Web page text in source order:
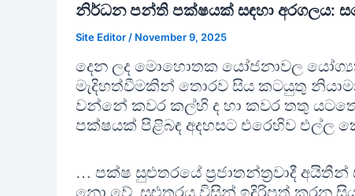
නිර්ධන පන්ති පක්ෂයක් සඳහා අරගලය:
Site Editor/ November 9, 2025
දෙන ලද මොහොතක යෝජනාවල
මැදිහත්වීමකින් තොරව සිය කටයුතු
වන්නේ කවර කල්හි ද හා කවර තතු
පක්ෂයක් පිළිබඳ අදහසට එරෙහිව එල්ල
… පක්ෂ සුළුතරයේ ප්‍රජාතන්ත්‍රවාදී
නො වේ. සුළුතරය විසින් ඉදිරිපත් කරන